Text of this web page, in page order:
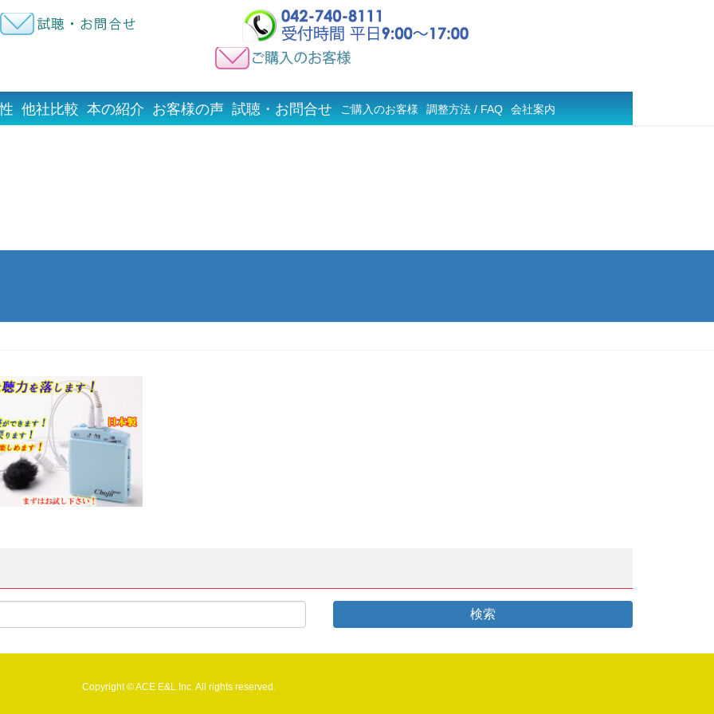
他社比較 本の紹介 お客様の声 試聴・お問合せ ご購入のお客様 調整方法 / FAQ 会社案内
Copyright © ACE E&L Inc. All rights reserved.